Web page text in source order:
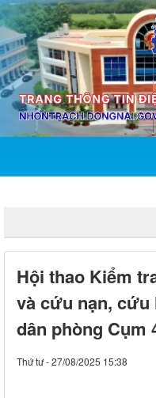
Hội thao Kiểm
và cứu nạn,
dân phòng Cụm
Thứ tư - 27/08/2025 15:38